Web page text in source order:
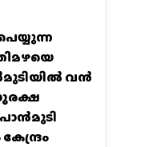
വൻ
സുരക്ഷ